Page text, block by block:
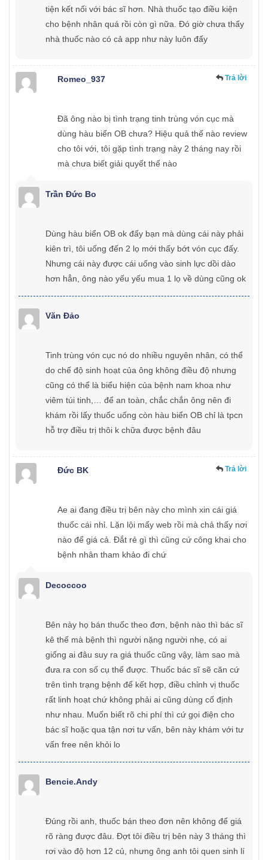
tiện kết nối với bác sĩ hơn. Nhà thuốc tạo điều kiện
cho bệnh nhân quá rồi còn gì nữa. Đó giờ chưa thấy
nhà thuốc nào có cả app như này luôn đấy
Romeo_937 Trả lời
Đã ông nào bị tình trạng tinh trùng vón cục mà
dùng hàu biển OB chưa? Hiệu quả thế nào review
cho tôi với, tôi gặp tình trạng này 2 tháng nay rồi
mà chưa biết giải quyết thế nào
Trần Đức Bo
Dùng hàu biển OB ok đấy bạn mà dùng cái này phải
kiên trì, tôi uống đến 2 lọ mới thấy bớt vón cục đấy.
Nhưng cái này được cái uống vào sinh lực dồi dào
hơn hẳn, ông nào yếu yếu mua 1 lọ về dùng cũng ok
Văn Đảo
Tinh trùng vón cục nó do nhiều nguyên nhân, có thể
do chế độ sinh hoạt của ông không điều độ nhưng
cũng có thể là biểu hiện của bệnh nam khoa như
viêm túi tinh,… để an toàn, chắc chắn ông nên đi
khám rồi lấy thuốc uống còn hàu biển OB chỉ là tpcn
hỗ trợ điều trị thôi k chữa được bệnh đâu
Đức BK Trả lời
Ae ai đang điều trị bên này cho mình xin cái giá
thuốc cái nhỉ. Lặn lội mấy web rồi mà chả thấy nơi
nào để giá cả. Đắt rẻ gì thì cũng cứ công khai cho
bệnh nhân tham khảo đi chứ
Decoccoo
Bên này họ bán thuốc theo đơn, bệnh nào thì bác sĩ
kê thế mà bệnh thì người nặng người nhẹ, có ai
giống ai đâu suy ra giá thuốc cũng vậy, làm sao mà
đưa ra con số cụ thể được. Thuốc bác sĩ sẽ căn cứ
trên tình trạng bệnh để kết hợp, điều chỉnh vị thuốc
rất linh hoạt chứ không phải ai cũng dùng cố định
như nhau. Muốn biết rõ chi phí thì cứ gọi điện cho
bác sĩ hoặc qua tận nơi tư vấn, bên này khám với tư
vấn free nên khỏi lo
Bencie.andy
Đúng rồi anh, thuốc bán theo đơn nên không để giá
rõ ràng được đâu. Đợt tôi điều trị bên này 3 tháng thì
rơi vào độ hơn 12 củ, nhưng ông anh tôi quen sinh lí